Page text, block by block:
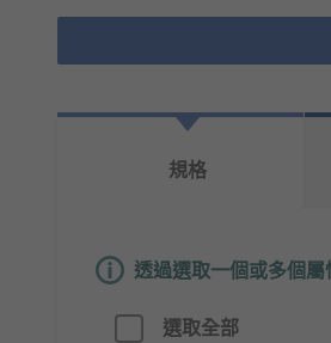
規格
透過選取一個或多個屬
選取全部